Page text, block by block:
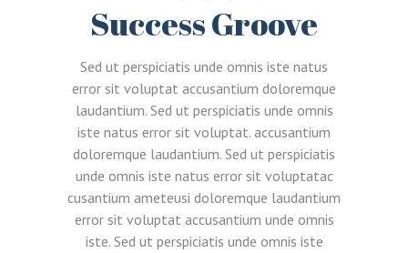
Success Groove
Sed ut perspiciatis unde omnis iste natus
error sit voluptat accusantium doloremque
laudantium. Sed ut perspiciatis unde omnis
iste natus error sit voluptat. accusantium
doloremque laudantium. Sed ut perspiciatis
unde omnis iste natus error sit voluptatac
cusantium ameteusi doloremque laudantium
error sit voluptat accusantium unde omnis
iste. Sed ut perspiciatis unde omnis iste